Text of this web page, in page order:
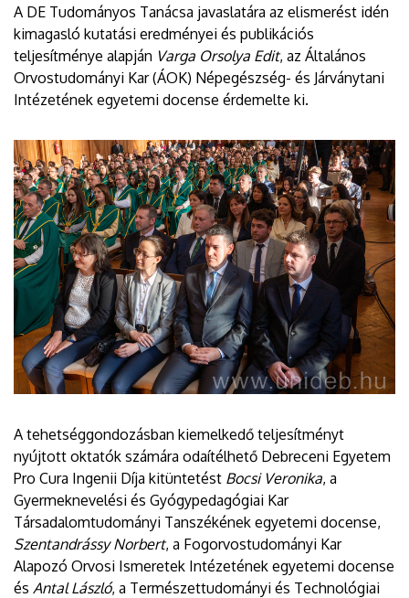
A DE Tudományos Tanácsa javaslatára az elismerést idén
kimagasló kutatási eredményei és publikációs
teljesítménye alapján Varga Orsolya Edit, az Általános
Orvostudományi Kar (ÁOK) Népegészség- és Járványtani
Intézetének egyetemi docense érdemelte ki.
A tehetséggondozásban kiemelkedő teljesítményt
nyújtott oktatók számára odaítélhető Debreceni Egyetem
Pro Cura Ingenii Díja kitüntetést Bocsi Veronika, a
Gyermeknevelési és Gyógypedagógiai Kar
Társadalomtudományi Tanszékének egyetemi docense,
Szentandrássy Norbert, a Fogorvostudományi Kar
Alapozó Orvosi Ismeretek Intézetének egyetemi docense
és Antal László, a Természettudományi és Technológiai